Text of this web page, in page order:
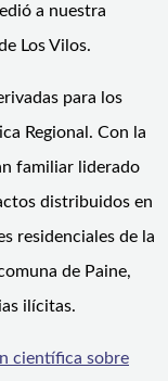
a nuestra
Los Vilos.
para los
Regional. Con la
familiar liderado
distribuidos en
residenciales de la
de Paine,
ilícitas.
científica sobre